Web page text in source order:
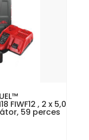
FIWF12 , 2 x 5,0
59 perces